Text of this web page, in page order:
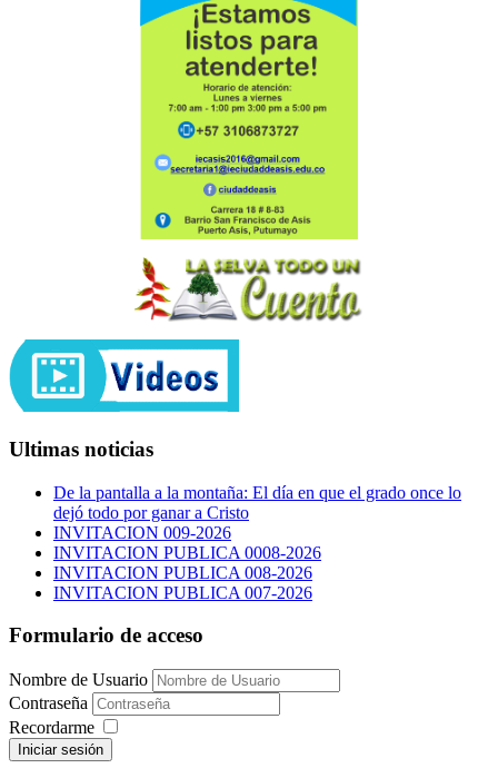
Ultimas noticias
De la pantalla a la montaña: El día en que el grado once lo
dejó todo por ganar a Cristo
INVITACION 009-2026
INVITACION PUBLICA 0008-2026
INVITACION PUBLICA 008-2026
INVITACION PUBLICA 007-2026
Formulario de acceso
Nombre de Usuario
Contraseña
Recordarme
Iniciar sesión